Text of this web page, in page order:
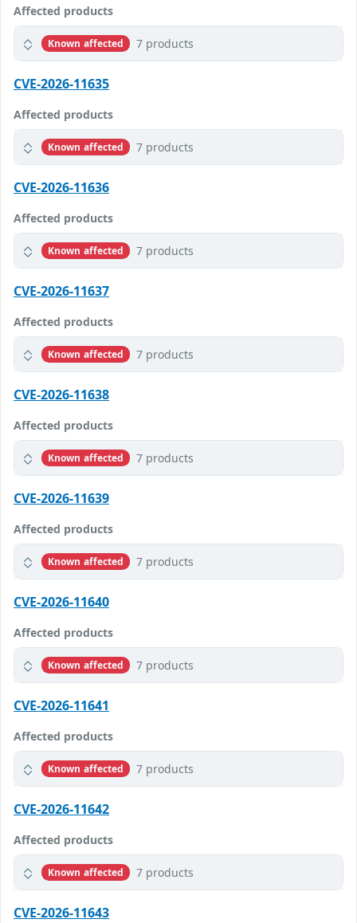
Affected products
Known affected 7 products
CVE-2026-11635
Affected products
Known affected 7 products
CVE-2026-11636
Affected products
Known affected 7 products
CVE-2026-11637
Affected products
Known affected 7 products
CVE-2026-11638
Affected products
Known affected 7 products
CVE-2026-11639
Affected products
Known affected 7 products
CVE-2026-11640
Affected products
Known affected 7 products
CVE-2026-11641
Affected products
Known affected 7 products
CVE-2026-11642
Affected products
Known affected 7 products
CVE-2026-11643